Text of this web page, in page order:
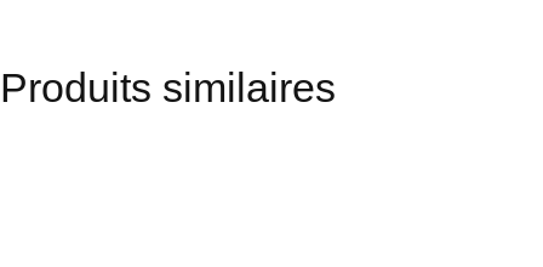
Produits similaires